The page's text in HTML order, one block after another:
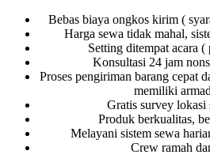
Bebas biaya ongkos kirim (
Harga sewa tidak mahal,
Setting ditempat acara (
Konsultasi 24 jam
Proses pengiriman barang cepat
memiliki
Gratis survey lokasi
Produk berkualitas,
Melayani sistem sewa
Crew ramah